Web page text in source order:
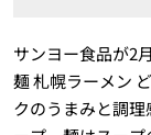
サンヨー食品が2
麺 札幌ラーメン
クのうまみと調